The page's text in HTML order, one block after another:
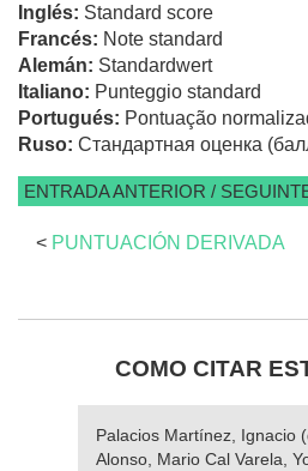
Inglés: Standard score
Francés: Note standard
Alemán: Standardwert
Italiano: Punteggio standard
Portugués: Pontuação
Ruso: Стандартная оценка
ENTRADA ANTERIOR /
< PUNTUACIÓN DERIVADA
COMO CITAR
Palacios Martínez, Ignacio
Alonso, Mario Cal Varela,